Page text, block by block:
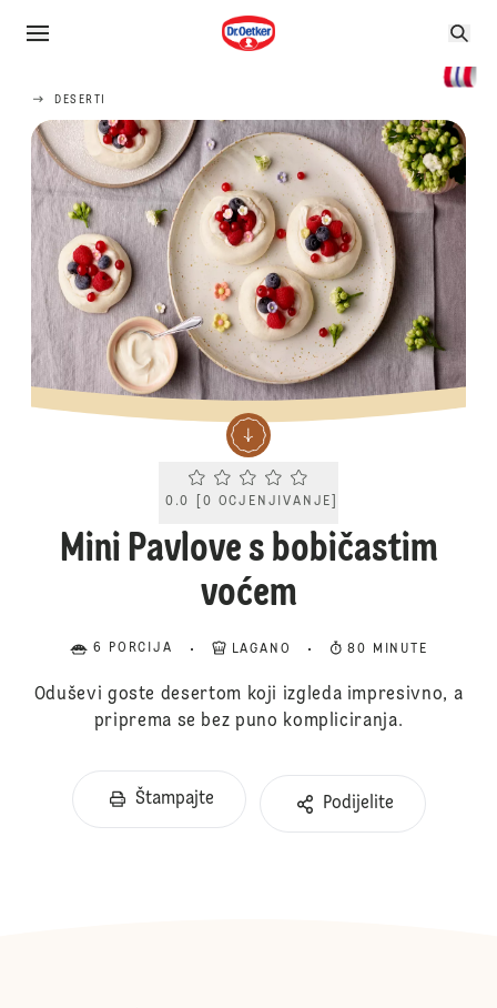
DESERTI
Current rating 0.0. Click to rate.
0.0 [0 OCJENJIVANJE
Mini Pavlove s bobičastim
voćem
6 PORCIJA LAGANO 80 MINUTE
Oduševi goste desertom koji izgleda impresivno, a
priprema se bez puno kompliciranja.
Štampajte Podijelite